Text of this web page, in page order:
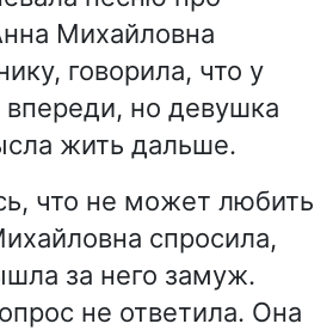
Михайловна
говорила, что у
но девушка
жить дальше.
что не может любить
спросила,
за него замуж.
не ответила. Она